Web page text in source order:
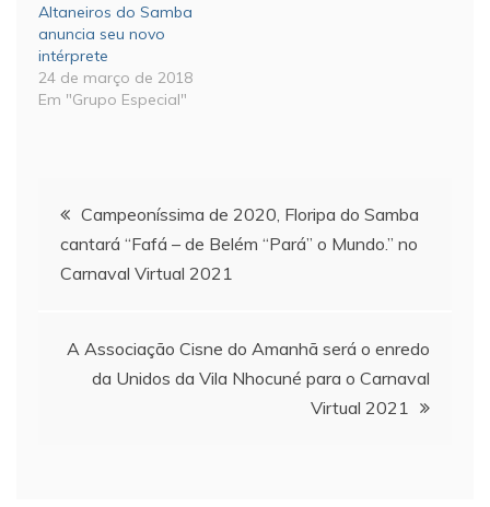
Altaneiros do Samba
anuncia seu novo
intérprete
24 de março de 2018
Em "Grupo Especial"
Navegação
de
Campeoníssima de 2020, Floripa do Samba
cantará “Fafá – de Belém “Pará” o Mundo.” no
Carnaval Virtual 2021
A Associação Cisne do Amanhã será o enredo
da Unidos da Vila Nhocuné para o Carnaval
Virtual 2021